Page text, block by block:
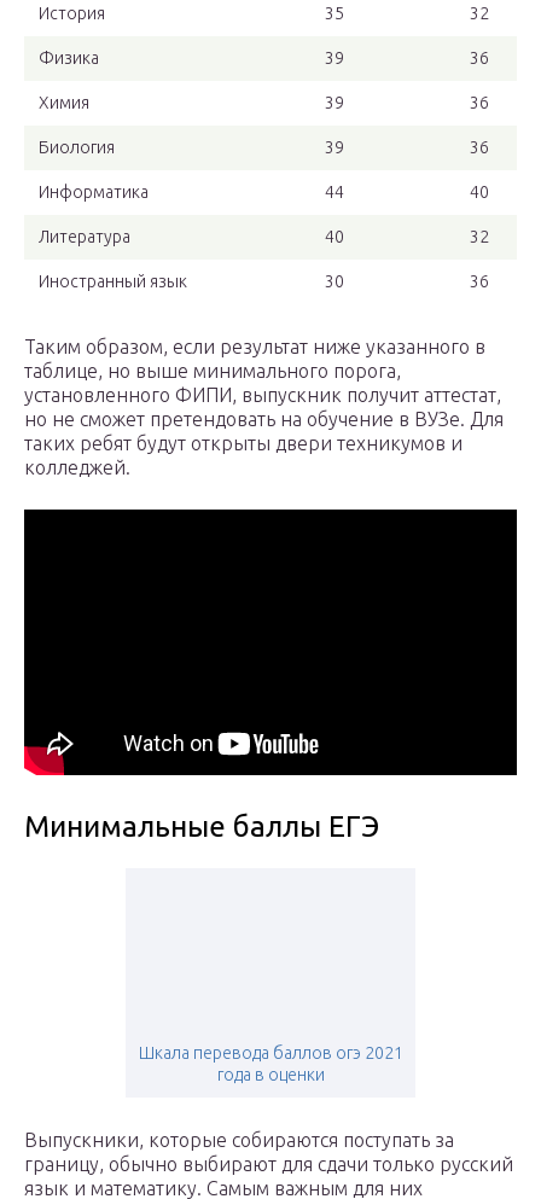
История 35 32
Физика 39 36
Химия 39 36
Биология 39 36
Информатика 44 40
Литература 40 32
Иностранный язык 30 36
Таким образом, если результат ниже указанного в
таблице, но выше минимального порога,
установленного ФИПИ, выпускник получит аттестат,
но не сможет претендовать на обучение в ВУЗе. Для
таких ребят будут открыты двери техникумов и
колледжей.
Минимальные баллы ЕГЭ
Шкала перевода баллов огэ 2021
года в оценки
Выпускники, которые собираются поступать за
границу, обычно выбирают для сдачи только русский
язык и математику. Самым важным для них